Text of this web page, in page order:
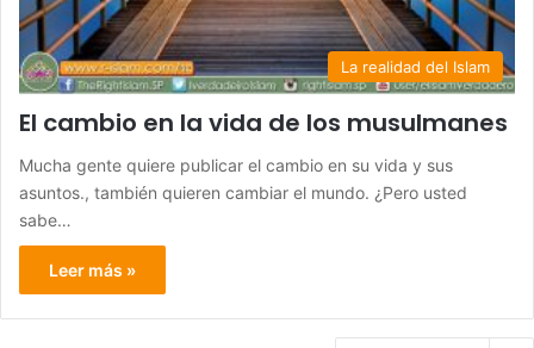
La realidad del Islam
El cambio en la vida de los musulmanes
Mucha gente quiere publicar el cambio en su vida y sus
asuntos., también quieren cambiar el mundo. ¿Pero usted
sabe…
Leer más »